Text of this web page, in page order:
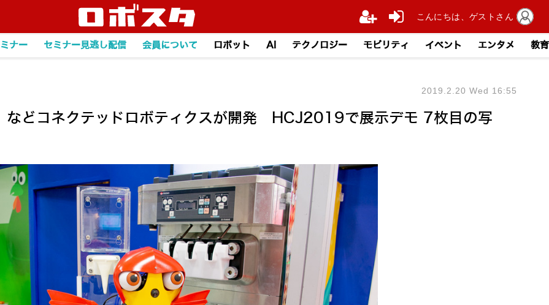
ナー セミナー見逃し配信 会員について ロボット AI テクノロジー モビリティ イベント エンタメ 教育
などコネクテッドロボティクスが開発 HCJ2019で展示デモ 7枚目の写
2019.2.20 Wed 16:55
こんにちは、ゲストさん